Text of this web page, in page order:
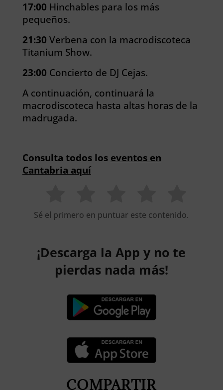
17:00 Hinchables para los más
pequeños.
21:30 Verbena con la macrodiscoteca
Titanium Show.
23:00 Concierto de DJ Cejas.
A continuación, continuará la
macrodiscoteca hasta altas horas de la
madrugada.
Consulta todos los eventos en
Cantabria aquí
Sé el primero en puntuar este contenido.
¡Descarga la App y no te
pierdas nada más!
COMPARTIR